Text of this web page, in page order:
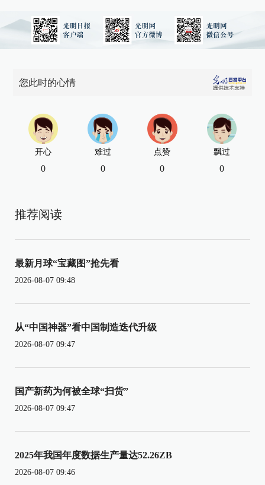
您此时的心情
开心
0
难过
0
点赞
0
飘过
0
推荐阅读
最新月球“宝藏图”抢先看
2026-08-07 09:48
从“中国神器”看中国制造迭代升级
2026-08-07 09:47
国产新药为何被全球“扫货”
2026-08-07 09:47
2025年我国年度数据生产量达52.26ZB
2026-08-07 09:46